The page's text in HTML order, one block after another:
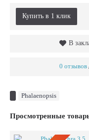
Купить в 1 клик
В
0 отзывов
Phalaenopsis
Просмотренные